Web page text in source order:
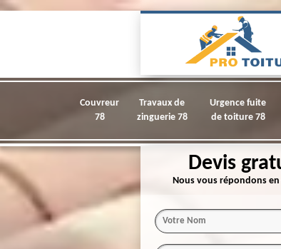
Couvreur
78
Travaux de
zinguerie 78
Urgence fuite
de toiture 78
Devis
Nous vous répondons en